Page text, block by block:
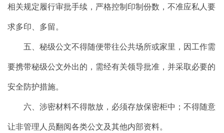
相关规定履行审批手续，严格控制印制份数，不准应私人要
求多印、多留。
五、秘级公文不得随便带往公共场所或家里，因工作需
要携带秘级公文外出的，需经有关领导批准，并采取必要的
安全防护措施。
六、涉密材料不得散放，必须存放保密柜中；不得随意
让非管理人员翻阅各类公文及其他内部资料。